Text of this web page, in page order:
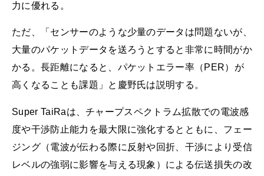
力に優れる。
ただ、「センサーのような少量のデータは問題ないが、
大量のパケットデータを送ろうとすると非常に時間がか
かる。長距離になると、パケットエラー率（PER）が
高くなることも課題」と慶野氏は説明する。
Super TaiRaは、チャープスペクトラム拡散での電波感
度や干渉防止能力を最大限に強化するとともに、フェー
ジング（電波が伝わる際に反射や回折、干渉により受信
レベルの強弱に影響を与える現象）による伝送損失の改